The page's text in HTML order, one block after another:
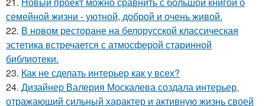
семейной жизни - уютной, доброй и очень живой.
22. В новом ресторане на белорусской классическая
эстетика встречается с атмосферой старинной
библиотеки.
23. Как не сделать интерьер как у всех?
24. Дизайнер Валерия Москалева создала интерьер,
отражающий сильный характер и активную жизнь своей